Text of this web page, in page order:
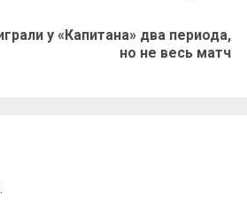
у «Капитана» два периода,
но не весь матч
.